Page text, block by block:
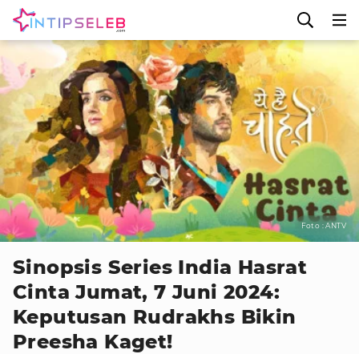
Foto : ANTV
Sinopsis Series India Hasrat
Cinta Jumat, 7 Juni 2024:
Keputusan Rudrakhs Bikin
Preesha Kaget!